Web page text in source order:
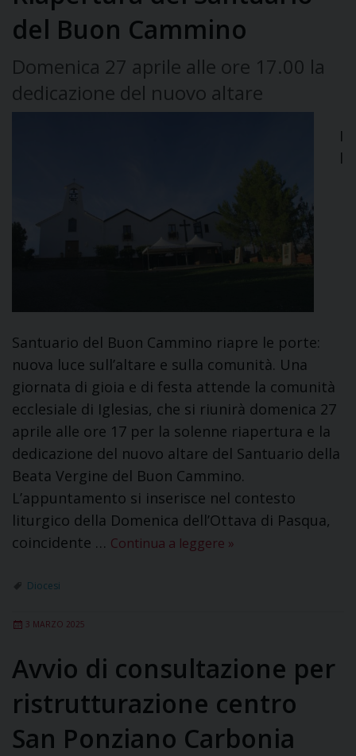
del Buon Cammino
Domenica 27 aprile alle ore 17.00 la
dedicazione del nuovo altare
I
l
Santuario del Buon Cammino riapre le porte:
nuova luce sull’altare e sulla comunità. Una
giornata di gioia e di festa attende la comunità
ecclesiale di Iglesias, che si riunirà domenica 27
aprile alle ore 17 per la solenne riapertura e la
dedicazione del nuovo altare del Santuario della
Beata Vergine del Buon Cammino.
L’appuntamento si inserisce nel contesto
liturgico della Domenica dell’Ottava di Pasqua,
coincidente … Continua a leggere »
Diocesi
3 MARZO 2025
Avvio di consultazione per
ristrutturazione centro
San Ponziano Carbonia